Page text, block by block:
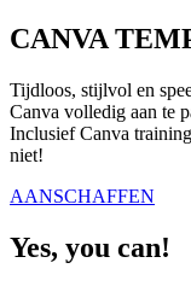
CANVA
Tijdloos, stijlvol en
Canva volledig aan te
Inclusief Canva
niet!
AANSCHAFFEN
Yes, you can!